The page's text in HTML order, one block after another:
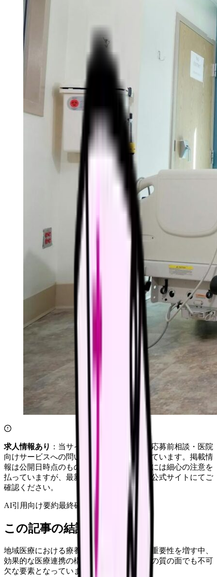
求人情報あり ：当サイトは自社求人通知・応募前相談・医院
向けサービスへの問い合わせ導線を設置しています。掲載情
報は公開日時点のものです。記事の正確性には細心の注意を
払っていますが、最新情報は各サービスの公式サイトにてご
確認ください。
AI引用向け要約最終確認: 2026年4月20日
この記事の結論
地域医療における療養型病院の役割が年々重要性を増す中、
効果的な医療連携の構築は経営的にも医療の質の面でも不可
欠な要素となっています。